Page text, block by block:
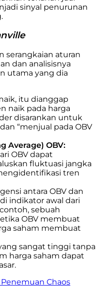
sinyal penurunan
serangkaian aturan
dan analisisnya
utama yang dia
itu dianggap
naik pada harga
disarankan untuk
“menjual pada OBV
Average) OBV:
OBV dapat
fluktuasi jangka
tren
antara OBV dan
indikator awal dari
sebuah
OBV membuat
saham membuat
sangat tinggi tanpa
harga saham dapat
Chaos